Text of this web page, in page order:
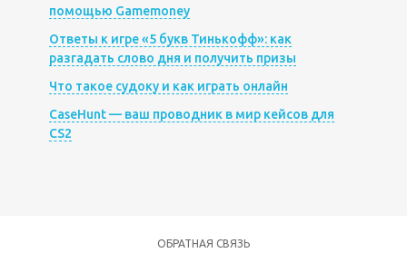
помощью Gamemoney
Ответы к игре «5 букв Тинькофф»: как
разгадать слово дня и получить призы
Что такое судоку и как играть онлайн
CaseHunt — ваш проводник в мир кейсов для
CS2
ОБРАТНАЯ СВЯЗЬ